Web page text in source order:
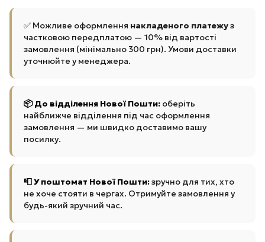
✅ Можливе оформлення накладеного платежуз
частковою передплатою — 10% від вартості
замовлення (мінімально 300 грн). Умови доставки
уточнюйте у менеджера.
📦 До відділення Нової Пошти: оберіть
найближче відділення під час оформлення
замовлення — ми швидко доставимо вашу
посилку.
📮 У поштомат Нової Пошти:зручно для тих, хто
не хоче стояти в чергах. Отримуйте замовлення у
будь-який зручний час.